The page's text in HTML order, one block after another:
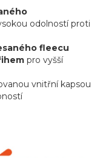
odolností proti
fleecu
pro vyšší
vnitřní kapsou